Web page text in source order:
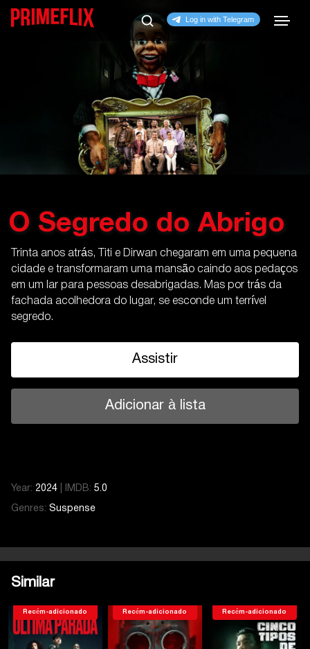
O Segredo do Abrigo
Trinta anos atrás, Titi e Dirwan chegaram em uma pequena
cidade e transformaram uma mansão caindo aos pedaços
em um lar para pessoas desabrigadas. Mas por trás da
fachada acolhedora do lugar, se esconde um terrível
segredo.
Assistir
Adicionar à lista
Year: 2024 IMDB: 5.0
Genres: Suspense
Similar
Recém-adicionado Recém-adicionado Recém-adicionado